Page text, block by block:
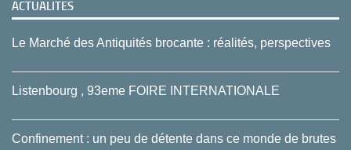
ACTUALITES
Le Marché des Antiquités brocante : réalités, perspectives
Listenbourg , 93eme FOIRE INTERNATIONALE
Confinement : un peu de détente dans ce monde de brutes